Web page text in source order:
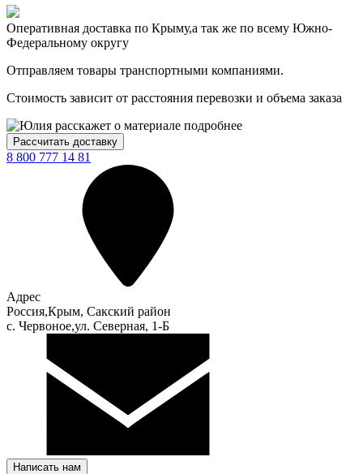
Оперативная доставка по Крыму,а так же по всему Южно-
Федеральному округу
Отправляем товары транспортными компаниями.
Стоимость зависит от расстояния перевозки и объема заказа
Рассчитать доставку
8 800 777 14 81
Адрес
Россия,Крым, Сакский район
с. Червоное,ул. Северная, 1-Б
Написать нам